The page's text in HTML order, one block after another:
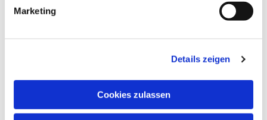
Marketing
Details zeigen
Cookies zulassen